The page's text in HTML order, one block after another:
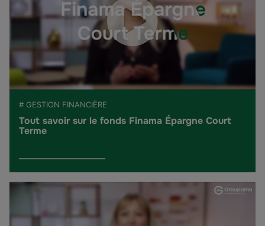
# GESTION FINANCIÈRE
Tout savoir sur le fonds Finama Épargne Court
Terme